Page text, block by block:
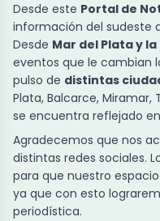
Desde este Portal de
información del sudeste
Desde Mar del Plata y la
eventos que le cambian
pulso de distintas
Plata, Balcarce,
se encuentra reflejado
Agradecemos que nos
distintas redes sociales.
para que nuestro
ya que con esto
periodística.